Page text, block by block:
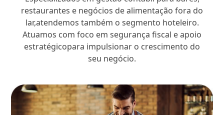
restaurantes e negócios de alimentação fora do
lar,atendemos também o segmento hoteleiro.
Atuamos com foco em segurança fiscal e apoio
estratégicopara impulsionar o crescimento do
seu negócio.